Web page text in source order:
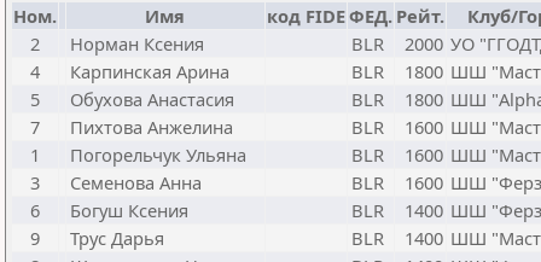
Ном. Имя код FIDEФЕД. Рейт.
Клуб/
2
Норман Ксения BLR 2000 УО
4
Карпинская Арина BLR 1800 ШШ
5
Обухова Анастасия BLR 1800 ШШ
7
Пихтова Анжелина BLR 1600 ШШ
1
Погорельчук Ульяна BLR 1600 ШШ
3
Семенова Анна BLR 1600 ШШ
6
Богуш Ксения BLR 1400 ШШ
9
Трус Дарья BLR 1400 ШШ